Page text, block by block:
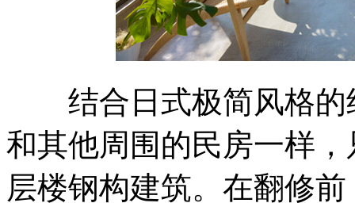
结合日式极简风格的
和其他周围的民房一样
层楼钢构建筑。在翻修